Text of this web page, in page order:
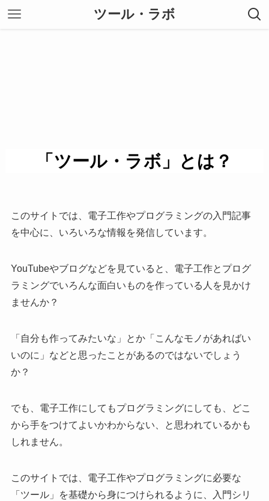
ツール・ラボ
「ツール・ラボ」とは？
このサイトでは、電子工作やプログラミングの入門記事
を中心に、いろいろな情報を発信しています。
YouTubeやブログなどを見ていると、電子工作とプログ
ラミングでいろんな面白いものを作っている人を見かけ
ませんか？
「自分も作ってみたいな」とか「こんなモノがあればい
いのに」などと思ったことがあるのではないでしょう
か？
でも、電子工作にしてもプログラミングにしても、どこ
から手をつけてよいかわからない、と思われているかも
しれません。
このサイトでは、電子工作やプログラミングに必要な
「ツール」を基礎から身につけられるように、入門シリ